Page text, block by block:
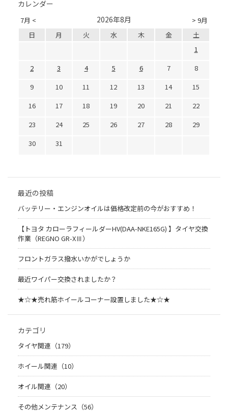
カレンダー
7月 < > 9月
2026年8月
日 月 火 水 木 金
土
1
2
3 4 5 6 7
8
9
10 11 12 13 14
15
16
17 18 19 20 21
22
23
24 25 26 27 28
29
30
31
最近の投稿
バッテリー・エンジンオイルは価格改定前の今がおすすめ！
【トヨタ カローラフィールダーHV(DAA-NKE165G) 】タイヤ交換
作業（REGNO GR-XⅢ）
フロントガラス撥水いかがでしょうか
最近ワイパー交換されましたか？
★☆★売れ筋ホイールコーナー設置しました★☆★
カテゴリ
タイヤ関連（179）
ホイール関連（10）
オイル関連（20）
その他メンテナンス（56）